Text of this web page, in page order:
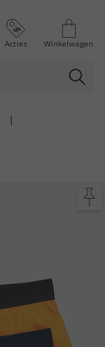
Acties Winkelwagen
|